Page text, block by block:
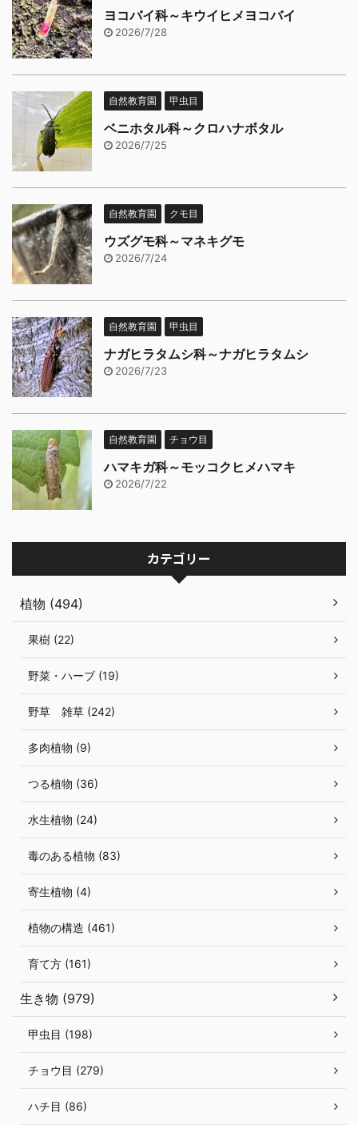
ヨコバイ科～キウイヒメヨコバイ
2026/7/28
自然教育園 甲虫目
ベニホタル科～クロハナボタル
2026/7/25
自然教育園 クモ目
ウズグモ科～マネキグモ
2026/7/24
自然教育園 甲虫目
ナガヒラタムシ科～ナガヒラタムシ
2026/7/23
自然教育園 チョウ目
ハマキガ科～モッコクヒメハマキ
2026/7/22
カテゴリー
植物 (494)
果樹 (22)
野菜・ハーブ (19)
野草 雑草 (242)
多肉植物 (9)
つる植物 (36)
水生植物 (24)
毒のある植物 (83)
寄生植物 (4)
植物の構造 (461)
育て方 (161)
生き物 (979)
甲虫目 (198)
チョウ目 (279)
ハチ目 (86)